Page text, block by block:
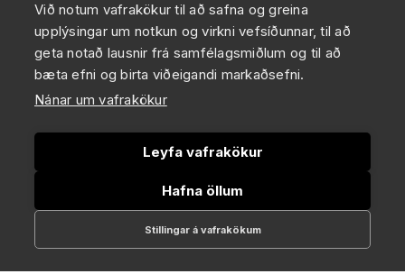
Við notum vafrakökur til að safna og greina
upplýsingar um notkun og virkni vefsíðunnar, til að
geta notað lausnir frá samfélagsmiðlum og til að
bæta efni og birta viðeigandi markaðsefni.
Nánar um vafrakökur
Leyfa vafrakökur
Hafna öllum
Stillingar á vafrakökum